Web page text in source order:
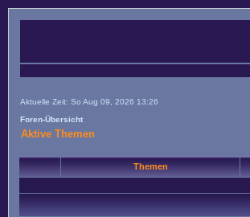
Aktuelle Zeit: So Aug 09, 2026 13:26
Foren-Übersicht
Aktive Themen
Themen